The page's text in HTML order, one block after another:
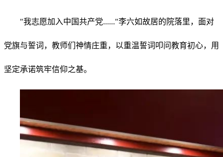
"我志愿加入中国共产党......"李六如故居的院落里，面对
党旗与誓词，教师们神情庄重，以重温誓词叩问教育初心，用
坚定承诺筑牢信仰之基。